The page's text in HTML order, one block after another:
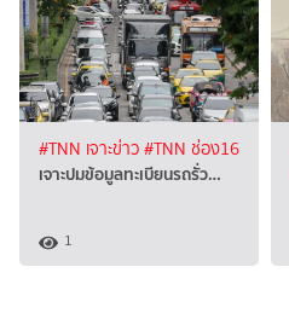
#TNN เจาะข่าว#TNN ช่อง16
เจาะปมข้อมูลทะเบียนรถรั่ว…
1